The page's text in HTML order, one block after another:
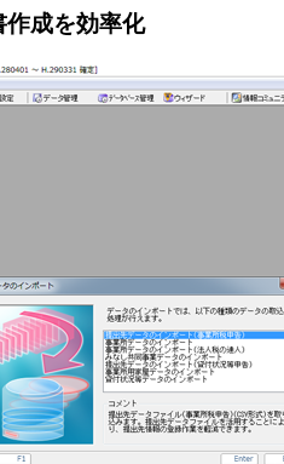
作成を効率化